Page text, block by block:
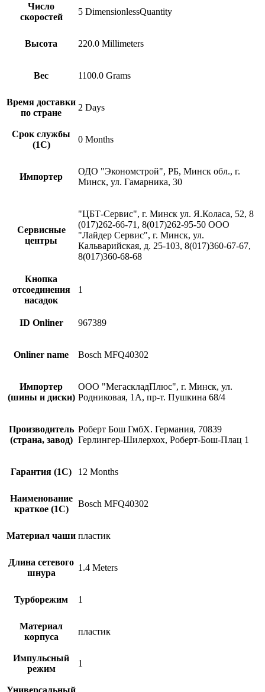
Число
скоростей
5 DimensionlessQuantity
Высота 220.0 Millimeters
Вес 1100.0 Grams
Время доставки
по стране
2 Days
Срок службы
(1С)
0 Months
Импортер
ОДО "Экономстрой", РБ, Минск обл., г.
Минск, ул. Гамарника, 30
Сервисные
центры
"ЦБТ-Сервис", г. Минск ул. Я.Коласа, 52, 8
(017)262-66-71, 8(017)262-95-50 ООО
"Лайдер Сервис", г. Минск, ул.
Кальварийская, д. 25-103, 8(017)360-67-67,
8(017)360-68-68
Кнопка
отсоединения
насадок
1
ID Onliner 967389
Onliner name Bosch MFQ40302
Импортер
(шины и диски)
ООО "МегаскладПлюс", г. Минск, ул.
Родниковая, 1А, пр-т. Пушкина 68/4
Производитель
(страна, завод)
Роберт Бош ГмбХ. Германия, 70839
Герлингер-Шилерхох, Роберт-Бош-Плац 1
Гарантия (1С) 12 Months
Наименование
краткое (1C)
Bosch MFQ40302
Материал чаши пластик
Длина сетевого
шнура
1.4 Meters
Турборежим 1
Материал
корпуса
пластик
Импульсный
режим
1
Универсальный